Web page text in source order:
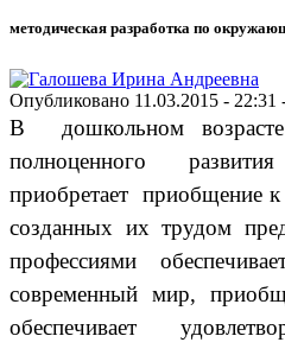
методическая разработка по
Опубликовано 11.03.2015 - 22:31
В дошкольном
полноценного
приобретает приобщение
созданных их трудом
профессиями
современный мир,
обеспечивает